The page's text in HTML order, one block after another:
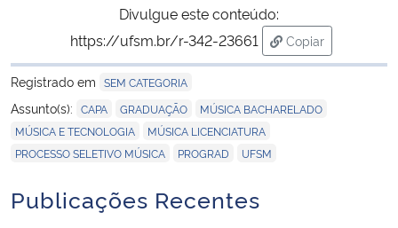
Divulgue este conteúdo:
https://ufsm.br/r-342-23661
Copiar
para área de
Registrado em SEM CATEGORIA
Assunto(s): CAPA GRADUAÇÃO MÚSICA BACHARELADO
MÚSICA E TECNOLOGIA MÚSICA LICENCIATURA
PROCESSO SELETIVO MÚSICA PROGRAD UFSM
Publicações Recentes